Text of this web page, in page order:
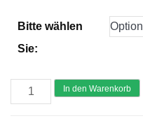
Bitte wählen
Sie:
GÜNZBURGER
Arbeitspodest
In den Warenkorb